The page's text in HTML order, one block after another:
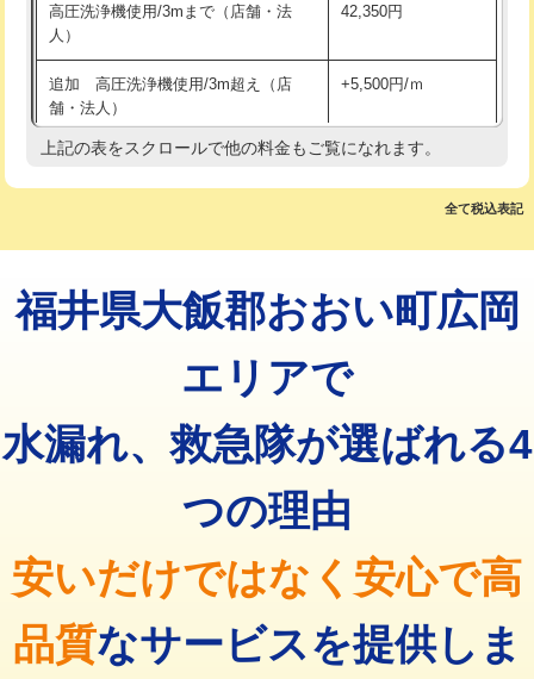
業）
排水管工事（追加 排水管工事/3ｍ超
え）
マス交換（土の掘削・埋め戻し作業） 11,000円~
マス交換（深さ50㎝以上）
コンクリート斫り（厚さ10㎝まで）
コンクリート斫り（厚さ10㎝超え） 38,500円
モルタル補修（厚さ10㎝まで） 27,500円
16,500円
廃棄・処分 現場見積
高圧洗浄機使用/3mまで（店舗・法
人）
42,350円
追加 高圧洗浄機使用/3m超え（店
舗・法人）
+5,500円/ｍ
高度高圧洗浄換 現地調査
トーラー機使用/3mまで 33,000円
追加トーラー機使用/3m超え +3,300円
8,800円
止水・漏水調査・防水処理・清掃・修
11,000円
止水・漏水調査・防水処理・清掃・修
22,000円
止水・漏水調査・防水処理・清掃・修
理・調整・分解・加工など（重作業）
33,000円
その他部品の脱着 8,800円～
上記の表をスクロールで他の料金もご覧になれます。
全て税込表記
福井県大飯郡おおい町広岡
エリアで
水漏れ、救急隊が選ばれる4
つの理由
安いだけではなく安心で高
品質なサービスを提供しま